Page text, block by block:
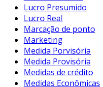
Lucro Presumido
Lucro Real
Marcação de ponto
Marketing
Medida Porvisória
Medida Provisória
Medidas de crédito
Medidas Econômicas